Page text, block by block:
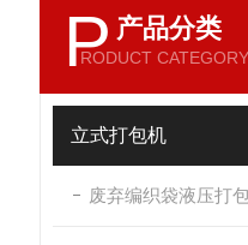
P 产品分类
RODUCT CATEGORY
立式打包机
废弃编织袋液压打